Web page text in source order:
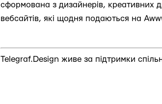
сформована з дизайнерів, креативних
вебсайтів, які щодня подаються на
Telegraf.Design живе за підтримки